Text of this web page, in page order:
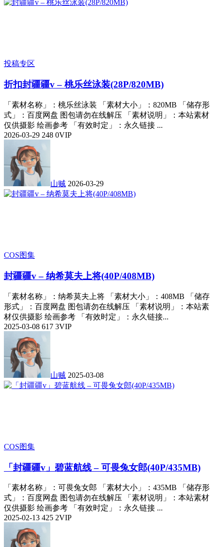
投稿专区
折扣封疆疆v – 桃乐丝泳装(28P/820MB)
「素材名称」：桃乐丝泳装 「素材大小」：820MB 「储存形
式」：百度网盘 图包请勿在线解压 「素材说明」：本站素材
仅供摄影 绘画参考 「有效时定」：永久链接 ...
2026-03-29 248 0VIP
山贼 2026-03-29
COS图集
封疆疆v – 纳希莫夫上将(40P/408MB)
「素材名称」：纳希莫夫上将 「素材大小」：408MB 「储存
形式」：百度网盘 图包请勿在线解压 「素材说明」：本站素
材仅供摄影 绘画参考 「有效时定」：永久链接...
2025-03-08 617 3VIP
山贼 2025-03-08
COS图集
「封疆疆v」碧蓝航线 – 可畏兔女郎(40P/435MB)
「素材名称」：可畏兔女郎 「素材大小」：435MB 「储存形
式」：百度网盘 图包请勿在线解压 「素材说明」：本站素材
仅供摄影 绘画参考 「有效时定」：永久链接 ...
2025-02-13 425 2VIP